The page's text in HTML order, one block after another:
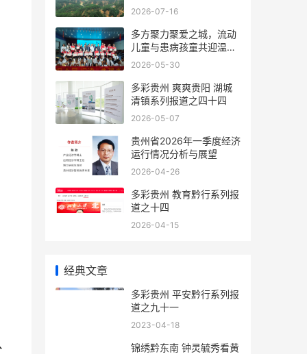
之七
2026-07-16
多方聚力聚爱之城，流动
儿童与患病孩童共迎温暖
六一
2026-05-30
多彩贵州 爽爽贵阳 湖城
清镇系列报道之四十四
2026-05-07
贵州省2026年一季度经济
运行情况分析与展望
2026-04-26
多彩贵州 教育黔行系列报
道之十四
2026-04-15
经典文章
多彩贵州 平安黔行系列报
道之九十一
2023-04-18
锦绣黔东南 钟灵毓秀看黄